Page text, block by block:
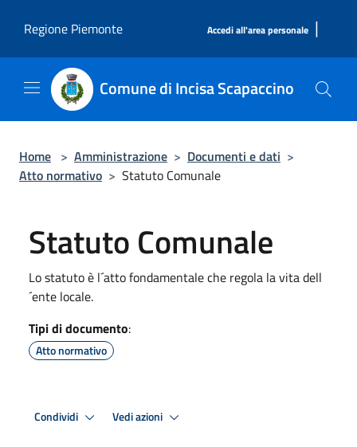
Regione Piemonte
Accedi all'area personale |
Comune di Incisa Scapaccino
Home > Amministrazione > Documenti e dati >
Atto normativo > Statuto Comunale
Statuto Comunale
Lo statuto è l´atto fondamentale che regola la vita dell
´ente locale.
Tipi di documento:
Atto normativo
Condividi Vedi azioni